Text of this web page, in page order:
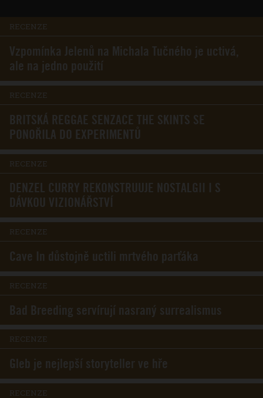
RECENZE
Vzpomínka Jelenů na Michala Tučného je uctivá,
ale na jedno použití
RECENZE
BRITSKÁ REGGAE SENZACE THE SKINTS SE
PONOŘILA DO EXPERIMENTŮ
RECENZE
DENZEL CURRY REKONSTRUUJE NOSTALGII I S
DÁVKOU VIZIONÁŘSTVÍ
RECENZE
Cave In důstojně uctili mrtvého parťáka
RECENZE
Bad Breeding servírují nasraný surrealismus
RECENZE
Gleb je nejlepší storyteller ve hře
RECENZE